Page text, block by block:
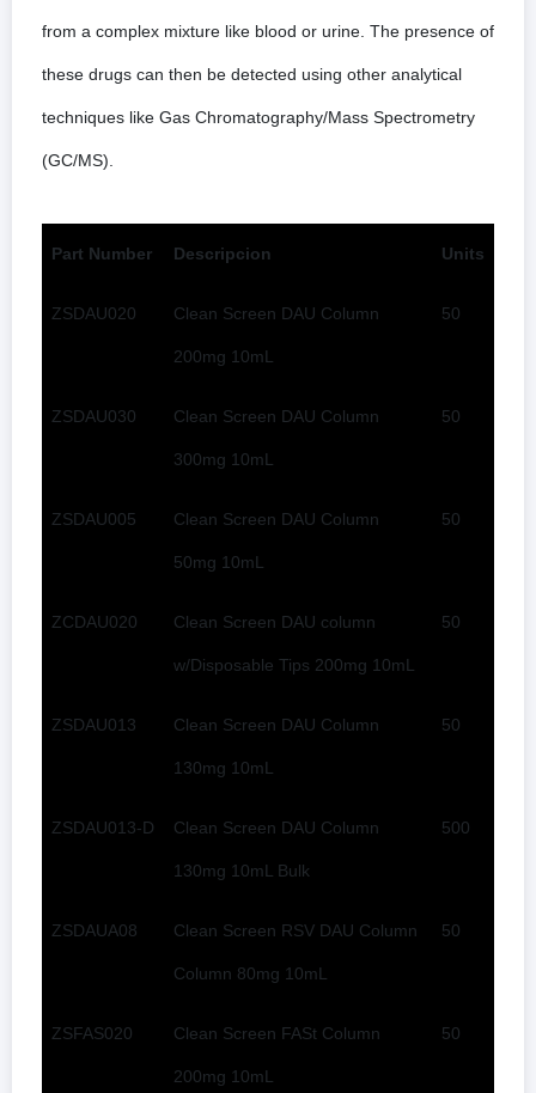
from a complex mixture like blood or urine. The presence of
these drugs can then be detected using other analytical
techniques like Gas Chromatography/Mass Spectrometry
(GC/MS).
Units
Descripcion
Part Number
50
Clean Screen DAU Column
200mg 10mL
ZSDAU020
50
Clean Screen DAU Column
300mg 10mL
ZSDAU030
50
Clean Screen DAU Column
50mg 10mL
ZSDAU005
50
Clean Screen DAU column
w/Disposable Tips 200mg 10mL
ZCDAU020
50
Clean Screen DAU Column
130mg 10mL
ZSDAU013
500
Clean Screen DAU Column
130mg 10mL Bulk
ZSDAU013-D
50
Clean Screen RSV DAU Column
Column 80mg 10mL
ZSDAUA08
50
Clean Screen FASt Column
200mg 10mL
ZSFAS020